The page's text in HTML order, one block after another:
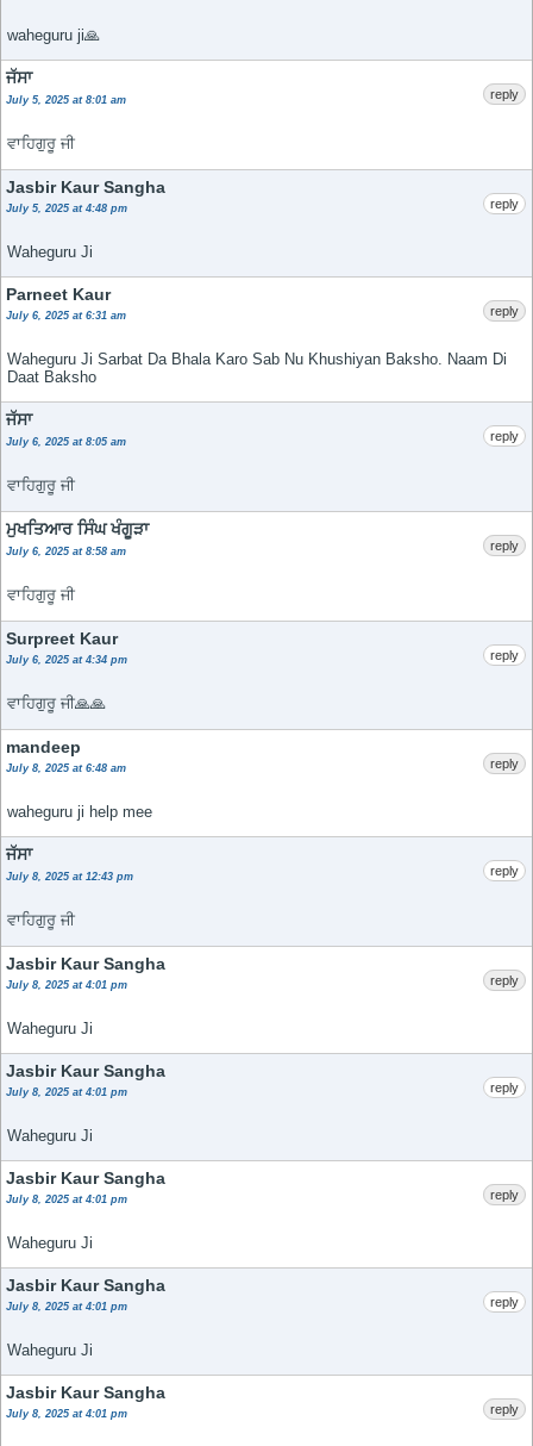
waheguru ji🙏
ਜੱਸਾ
July 5, 2025 at 8:01 am
ਵਾਹਿਗੁਰੂ ਜੀ
reply
Jasbir Kaur Sangha
July 5, 2025 at 4:48 pm
Waheguru Ji
reply
Parneet Kaur
July 6, 2025 at 6:31 am
Waheguru Ji Sarbat Da Bhala Karo Sab Nu Khushiyan Baksho. Naam Di
Daat Baksho
reply
ਜੱਸਾ
July 6, 2025 at 8:05 am
ਵਾਹਿਗੁਰੂ ਜੀ
reply
ਮੁਖਤਿਆਰ ਸਿੰਘ ਖੰਗੂੜਾ
July 6, 2025 at 8:58 am
ਵਾਹਿਗੁਰੂ ਜੀ
reply
Surpreet Kaur
July 6, 2025 at 4:34 pm
ਵਾਹਿਗੁਰੂ ਜੀ🙏🙏
reply
mandeep
July 8, 2025 at 6:48 am
waheguru ji help mee
reply
ਜੱਸਾ
July 8, 2025 at 12:43 pm
ਵਾਹਿਗੁਰੂ ਜੀ
reply
Jasbir Kaur Sangha
July 8, 2025 at 4:01 pm
Waheguru Ji
reply
Jasbir Kaur Sangha
July 8, 2025 at 4:01 pm
Waheguru Ji
reply
Jasbir Kaur Sangha
July 8, 2025 at 4:01 pm
Waheguru Ji
reply
Jasbir Kaur Sangha
July 8, 2025 at 4:01 pm
Waheguru Ji
reply
Jasbir Kaur Sangha
July 8, 2025 at 4:01 pm reply